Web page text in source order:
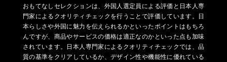
おもてなしセレクションは、外国人選定員による評価と日本人専
門家によるクオリティチェックを行うことで評価しています。日
本らしさや外国に魅力を伝えられるかといったポイントはもちろ
んですが、商品やサービスの価格は適正なのかといった点も加味
されています。日本人専門家によるクオリティチェックでは、品
質の基準をクリアしているか、デザイン性や機能性に優れている